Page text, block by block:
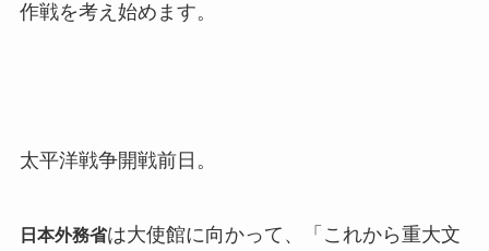
作戦を考え始めます。
太平洋戦争開戦前日。
日本外務省は大使館に向かって、「これから重大文